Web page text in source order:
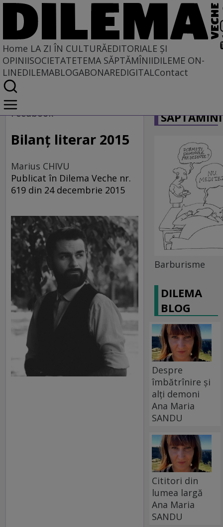
Home LA ZI ÎN CULTURĂEDITORIALE ȘI
OPINIISOCIETATETEMA SĂPTĂMÎNIIDILEME ON-
LINEDILEMABLOGABONAREDIGITALContact
Home
La zi în cultură
Feedbook
Bilanţ literar 2015
Marius CHIVU
Publicat în Dilema Veche nr.
619 din 24 decembrie 2015
Barburisme
DILEMA
BLOG
Despre
îmbătrînire și
alți demoni
Ana Maria
SANDU
Cititori din
lumea largă
Ana Maria
SANDU